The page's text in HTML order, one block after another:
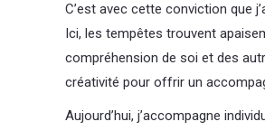
C’est avec cette conviction que
Ici, les tempêtes trouvent
compréhension de soi et des
créativité pour offrir un
Aujourd’hui, j’accompagne